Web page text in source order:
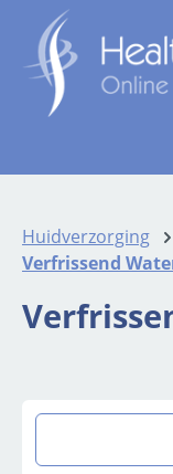
Ga naar de
Huidverzorging
Verfrissend